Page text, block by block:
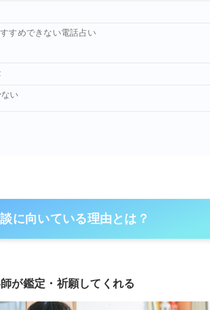
すめできない電話占い
い
に向いている理由とは？
が鑑定・祈願してくれる